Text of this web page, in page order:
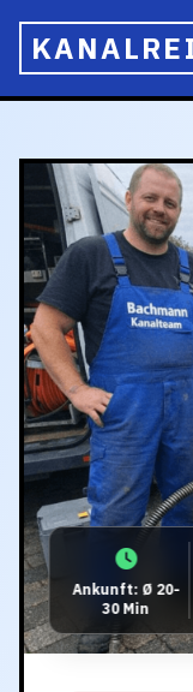
Ankunft: Ø 20-
30 Min